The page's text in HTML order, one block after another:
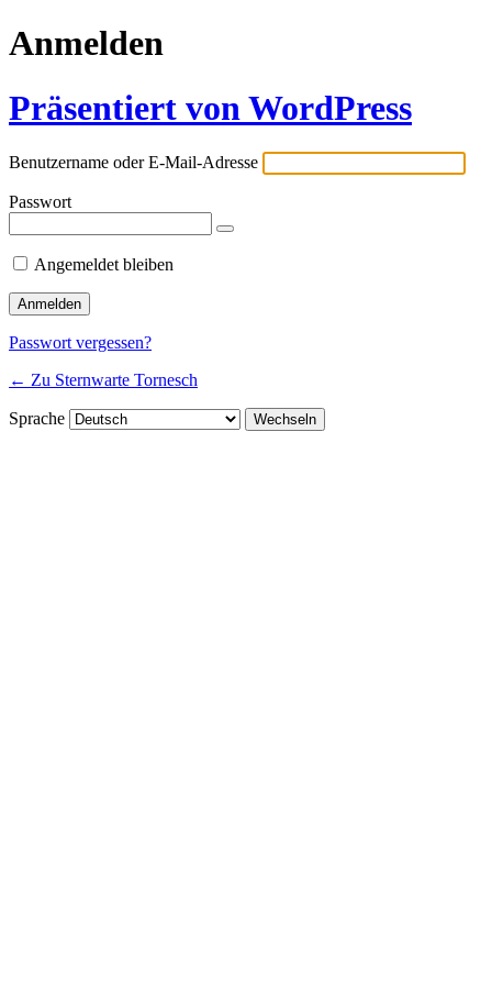
Anmelden
Präsentiert von WordPress
Benutzername oder E-Mail-Adresse
Passwort
Angemeldet bleiben
Passwort vergessen?
← Zu Sternwarte Tornesch
Sprache